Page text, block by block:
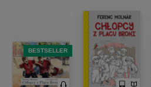
BESTSELLER